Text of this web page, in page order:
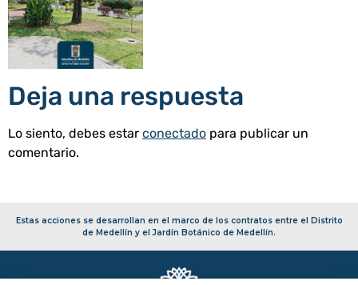
Deja una respuesta
Lo siento, debes estar conectado para publicar un
comentario.
Estas acciones se desarrollan en el marco de los contratos entre el Distrito
de Medellín y el Jardín Botánico de Medellín.